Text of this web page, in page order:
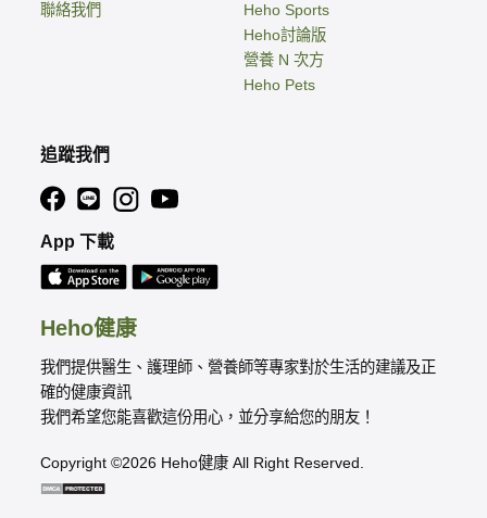
Heho健康
我們提供醫生、護理師、營養師等專家對於生活的建議及正
確的健康資訊
我們希望您能喜歡這份用心，並分享給您的朋友！
Copyright ©2026 Heho健康 All Right Reserved.
聯絡我們
Heho Sports
Heho討論版
營養 N 次方
Heho Pets
追蹤我們
App 下載